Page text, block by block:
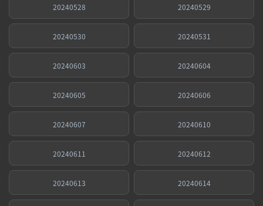
20240528 20240529
20240530 20240531
20240603 20240604
20240605 20240606
20240607 20240610
20240611 20240612
20240613 20240614